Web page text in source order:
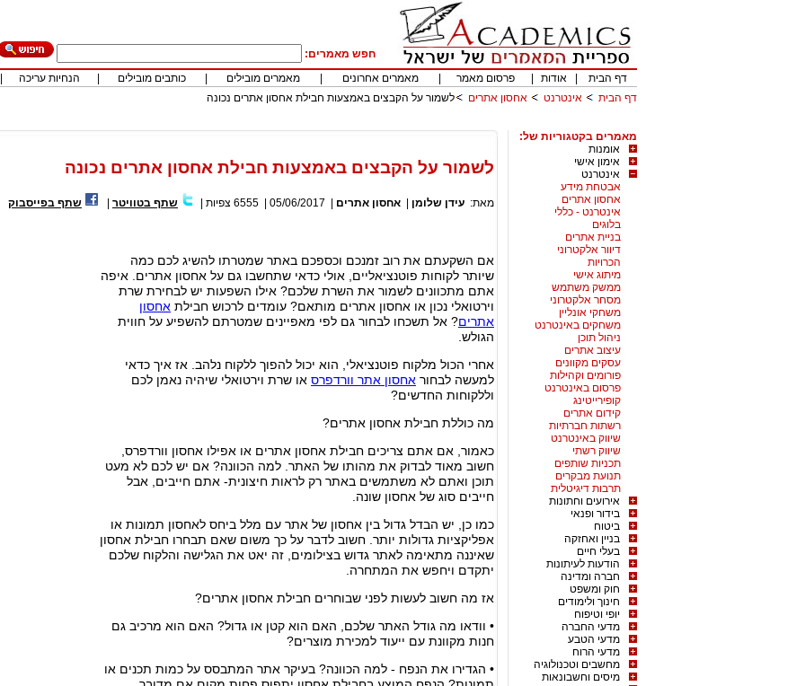
חפש מאמרים:
דף הבית
אודות פרסום מאמר מאמרים אחרונים מאמרים מובילים כותבים מובילים הנחיות עריכה
דף הבית
אינטרנט אחסון אתרים לשמור על הקבצים באמצעות חבילת אחסון אתרים נכונה
מאמרים בקטגוריות של:
אומנות
אימון אישי
אינטרנט
אבטחת מידע
אחסון אתרים
אינטרנט - כללי
בלוגים
בניית אתרים
דיוור אלקטרוני
הכרויות
מיתוג אישי
ממשק משתמש
מסחר אלקטרוני
משחקי אונליין
משחקים באינטרנט
ניהול תוכן
עיצוב אתרים
עסקים מקוונים
פורומים וקהילות
פרסום באינטרנט
קופירייטינג
קידום אתרים
רשתות חברתיות
שיווק באינטרנט
שיווק רשתי
תכניות שותפים
תנועת מבקרים
תרבות דיגיטלית
אירועים וחתונות
בידור ופנאי
ביטוח
בניין ואחזקה
בעלי חיים
הודעות לעיתונות
חברה ומדינה
חוק ומשפט
חינוך ולימודים
יופי וטיפוח
מדעי החברה
מדעי הטבע
מדעי הרוח
מחשבים וטכנולוגיה
מיסים וחשבונאות
לשמור על הקבצים באמצעות חבילת אחסון אתרים נכונה
מאת: עידן שלומן אחסון אתרים 05/06/2017
6555 צפיות שתף בטוויטר שתף בפייסבוק
אם השקעתם את רוב זמנכם וכספכם באתר שמטרתו להשיג לכם כמה
שיותר לקוחות פוטנציאליים, אולי כדאי שתחשבו גם על אחסון אתרים. איפה
אתם מתכוונים לשמור את השרת שלכם? אילו השפעות יש לבחירת שרת
וירטואלי נכון או אחסון אתרים מותאם? עומדים לרכוש חבילת אחסון
אתרים? אל תשכחו לבחור גם לפי מאפיינים שמטרתם להשפיע על חווית
הגולש.
אחרי הכול מלקוח פוטנציאלי, הוא יכול להפוך ללקוח נלהב. אז איך כדאי
למעשה לבחור אחסון אתר וורדפרס או שרת וירטואלי שיהיה נאמן לכם
וללקוחות החדשים?
מה כוללת חבילת אחסון אתרים?
כאמור, אם אתם צריכים חבילת אחסון אתרים או אפילו אחסון וורדפרס,
חשוב מאוד לבדוק את מהותו של האתר. למה הכוונה? אם יש לכם לא מעט
תוכן ואתם לא משתמשים באתר רק לראות חיצונית- אתם חייבים, אבל
חייבים סוג של אחסון שונה.
כמו כן, יש הבדל גדול בין אחסון של אתר עם מלל ביחס לאחסון תמונות או
אפליקציות גדולות יותר. חשוב לדבר על כך משום שאם תבחרו חבילת אחסון
שאיננה מתאימה לאתר גדוש בצילומים, זה יאט את הגלישה והלקוח שלכם
יתקדם ויחפש את המתחרה.
אז מה חשוב לעשות לפני שבוחרים חבילת אחסון אתרים?
• וודאו מה גודל האתר שלכם, האם הוא קטן או גדול? האם הוא מרכיב גם
חנות מקוונת עם ייעוד למכירת מוצרים?
• הגדירו את הנפח - למה הכוונה? בעיקר אתר המתבסס על כמות תכנים או